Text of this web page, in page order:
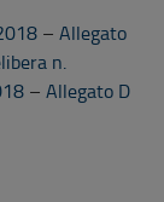
– Allegato
n.
– Allegato D